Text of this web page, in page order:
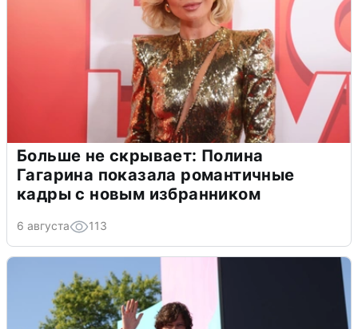
Больше не скрывает: Полина
Гагарина показала романтичные
кадры с новым избранником
6 августа 113